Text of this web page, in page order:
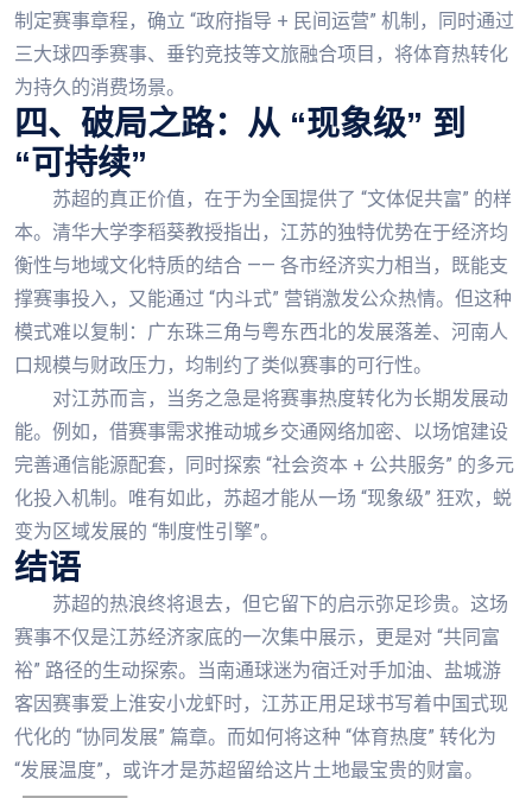
制定赛事章程，确立 “政府指导 + 民间运营” 机制，同时通过
三大球四季赛事、垂钓竞技等文旅融合项目，将体育热转化
为持久的消费场景。
四、破局之路：从 “现象级” 到
“可持续”
苏超的真正价值，在于为全国提供了 “文体促共富” 的样
本。清华大学李稻葵教授指出，江苏的独特优势在于经济均
衡性与地域文化特质的结合 —— 各市经济实力相当，既能支
撑赛事投入，又能通过 “内斗式” 营销激发公众热情。但这种
模式难以复制：广东珠三角与粤东西北的发展落差、河南人
口规模与财政压力，均制约了类似赛事的可行性。
对江苏而言，当务之急是将赛事热度转化为长期发展动
能。例如，借赛事需求推动城乡交通网络加密、以场馆建设
完善通信能源配套，同时探索 “社会资本 + 公共服务” 的多元
化投入机制。唯有如此，苏超才能从一场 “现象级” 狂欢，蜕
变为区域发展的 “制度性引擎”。
结语
苏超的热浪终将退去，但它留下的启示弥足珍贵。这场
赛事不仅是江苏经济家底的一次集中展示，更是对 “共同富
裕” 路径的生动探索。当南通球迷为宿迁对手加油、盐城游
客因赛事爱上淮安小龙虾时，江苏正用足球书写着中国式现
代化的 “协同发展” 篇章。而如何将这种 “体育热度” 转化为
“发展温度”，或许才是苏超留给这片土地最宝贵的财富。